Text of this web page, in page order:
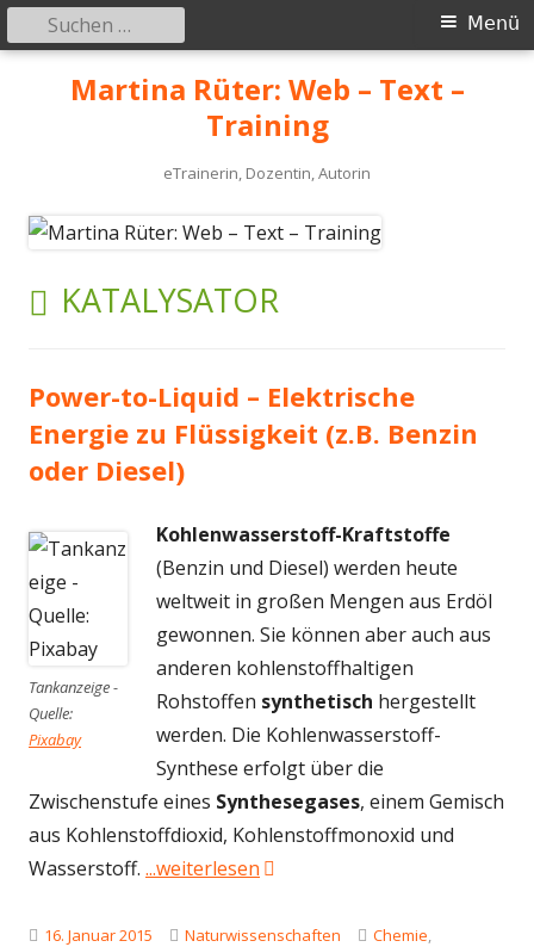
Martina Rüter: Web – Text –
Training
eTrainerin, Dozentin, Autorin
Primäres
Menü
Menü
Suchen
nach:
SCHLAGWORT:
KATALYSATOR
Power-to-Liquid – Elektrische
Energie zu Flüssigkeit (z.B. Benzin
oder Diesel)
Tankanzeige -
Quelle:
Pixabay
Kohlenwasserstoff-Kraftstoffe
(Benzin und Diesel) werden heute
weltweit in großen Mengen aus Erdöl
gewonnen. Sie können aber auch aus
anderen kohlenstoffhaltigen
Rohstoffen synthetisch hergestellt
werden. Die Kohlenwasserstoff-
Synthese erfolgt über die
Zwischenstufe eines Synthesegases, einem Gemisch
aus Kohlenstoffdioxid, Kohlenstoffmonoxid und
Wasserstoff. ...weiterlesen "Power-to-Liquid –
Veröffentlicht
16. Januar 2015 Kategorien
Naturwissenschaften Schlagwörter
Chemie,